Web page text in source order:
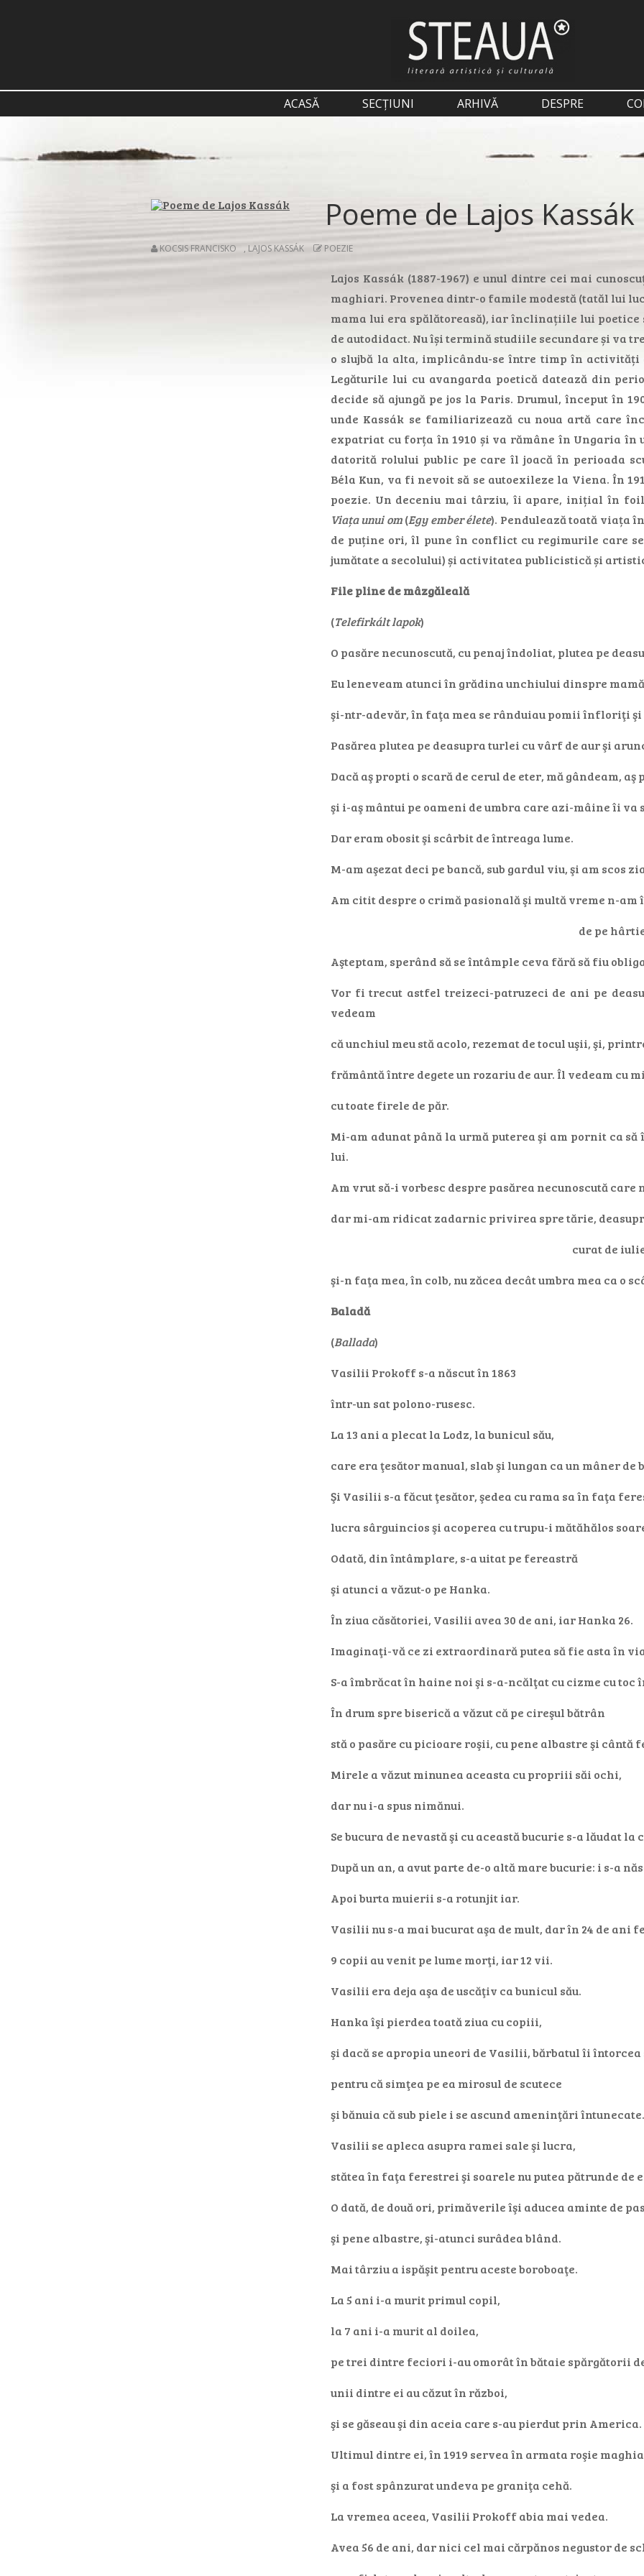
ACASĂ SECȚIUNI ARHIVĂ DESPRE
Poeme de Lajos Kassák
KOCSIS FRANCISKO , LAJOS KASSÁK POEZIE
Lajos Kassák (1887-1967) e unul dintre cei mai
maghiari. Provenea dintr-o famile modestă (tatăl lui
mama lui era spălătoreasă), iar înclinațiile lui
de autodidact. Nu își termină studiile secundare și va
o slujbă la alta, implicându-se între timp în
Legăturile lui cu avangarda poetică datează din
decide să ajungă pe jos la Paris. Drumul, început în
unde Kassák se familiarizează cu noua artă care
expatriat cu forța în 1910 și va rămâne în Ungaria în
datorită rolului public pe care îl joacă în perioada
Béla Kun, va fi nevoit să se autoexileze la Viena. În
poezie. Un deceniu mai târziu, îi apare, inițial în
Viața unui om(Egy ember élete). Pendulează toată viața
de puține ori, îl pune în conflict cu regimurile care
jumătate a secolului) și activitatea publicistică și
File pline de mâzgăleală
(Telefirkált lapok)
O pasăre necunoscută, cu penaj îndoliat, plutea pe
Eu leneveam atunci în grădina unchiului dinspre
şi-ntr-adevăr, în faţa mea se rânduiau pomii înfloriţi
Pasărea plutea pe deasupra turlei cu vârf de aur şi
Dacă aş propti o scară de cerul de eter, mă gândeam, aş
şi i-aş mântui pe oameni de umbra care azi-mâine îi va
Dar eram obosit şi scârbit de întreaga lume.
M-am aşezat deci pe bancă, sub gardul viu, şi am scos
Am citit despre o crimă pasională şi multă vreme n-
de pe
Aşteptam, sperând să se întâmple ceva fără să fiu
Vor fi trecut astfel treizeci-patruzeci de ani pe
vedeam
că unchiul meu stă acolo, rezemat de tocul uşii, şi,
frământă între degete un rozariu de aur. Îl vedeam cu
cu toate firele de păr.
Mi-am adunat până la urmă puterea şi am pornit ca
lui.
Am vrut să-i vorbesc despre pasărea necunoscută
dar mi-am ridicat zadarnic privirea spre tărie,
curat de
şi-n faţa mea, în colb, nu zăcea decât umbra mea ca o
Baladă
(Ballada)
Vasilii Prokoff s-a născut în 1863
într-un sat polono-rusesc.
La 13 ani a plecat la Lodz, la bunicul său,
care era ţesător manual, slab şi lungan ca un mâner de
Şi Vasilii s-a făcut ţesător, şedea cu rama sa în faţa
lucra sârguincios şi acoperea cu trupu-i mătăhălos
Odată, din întâmplare, s-a uitat pe fereastră
şi atunci a văzut-o pe Hanka.
În ziua căsătoriei, Vasilii avea 30 de ani, iar Hanka 26.
Imaginaţi-vă ce zi extraordinară putea să fie asta în
S-a îmbrăcat în haine noi şi s-a-ncălţat cu cizme cu toc
În drum spre biserică a văzut că pe cireşul bătrân
stă o pasăre cu picioare roşii, cu pene albastre şi cântă
Mirele a văzut minunea aceasta cu propriii săi ochi,
dar nu i-a spus nimănui.
Se bucura de nevastă şi cu această bucurie s-a lăudat la
După un an, a avut parte de-o altă mare bucurie: i s-a
Apoi burta muierii s-a rotunjit iar.
Vasilii nu s-a mai bucurat aşa de mult, dar în 24 de ani
9 copii au venit pe lume morţi, iar 12 vii.
Vasilii era deja aşa de uscăţiv ca bunicul său.
Hanka îşi pierdea toată ziua cu copiii,
şi dacă se apropia uneori de Vasilii, bărbatul îi întorcea
pentru că simţea pe ea mirosul de scutece
şi bănuia că sub piele i se ascund ameninţări întunecate.
Vasilii se apleca asupra ramei sale şi lucra,
stătea în faţa ferestrei şi soarele nu putea pătrunde de
O dată, de două ori, primăverile îşi aducea aminte de
şi pene albastre, şi-atunci surâdea blând.
Mai târziu a ispăşit pentru aceste boroboaţe.
La 5 ani i-a murit primul copil,
la 7 ani i-a murit al doilea,
pe trei dintre feciori i-au omorât în bătaie spărgătorii
unii dintre ei au căzut în război,
şi se găseau şi din aceia care s-au pierdut prin America.
Ultimul dintre ei, în 1919 servea în armata roşie
şi a fost spânzurat undeva pe graniţa cehă.
La vremea aceea, Vasilii Prokoff abia mai vedea.
Avea 56 de ani, dar nici cel mai cărpănos negustor de